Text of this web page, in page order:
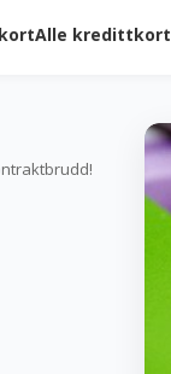
Alle kredittkort